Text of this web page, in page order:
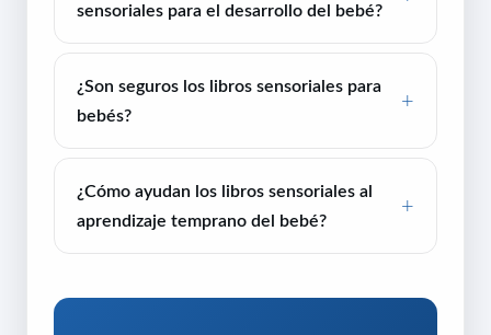
sensoriales para el desarrollo del bebé?
¿Son seguros los libros sensoriales para
bebés?
¿Cómo ayudan los libros sensoriales al
aprendizaje temprano del bebé?